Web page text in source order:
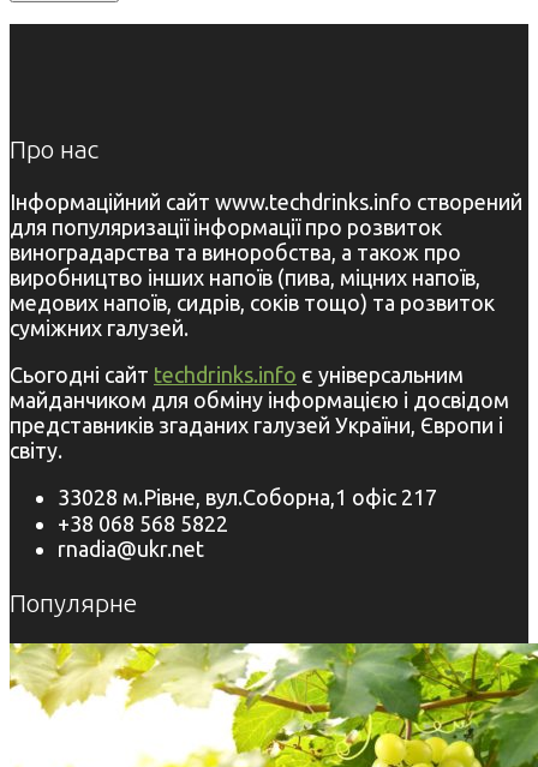
Про нас
Інформаційний сайт www.techdrinks.info створений
для популяризації інформації про розвиток
виноградарства та виноробства, а також про
виробництво інших напоїв (пива, міцних напоїв,
медових напоїв, сидрів, соків тощо) та розвиток
суміжних галузей.
Сьогодні сайт techdrinks.info є універсальним
майданчиком для обміну інформацією і досвідом
представників згаданих галузей України, Європи і
світу.
33028 м.Рівне, вул.Соборна,1 офіс 217
+38 068 568 5822
rnadia@ukr.net
Популярне